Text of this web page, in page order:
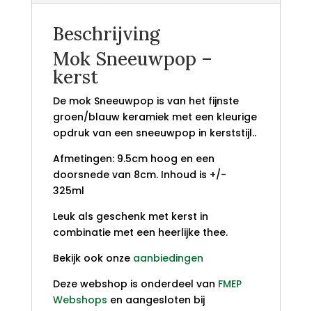
Beschrijving
Mok Sneeuwpop –
kerst
De mok Sneeuwpop is van het fijnste
groen/blauw keramiek met een kleurige
opdruk van een sneeuwpop in kerststijl..
Afmetingen: 9.5cm hoog en een
doorsnede van 8cm. Inhoud is +/-
325ml
Leuk als geschenk met kerst in
combinatie met een heerlijke thee.
Bekijk ook onze aanbiedingen
Deze webshop is onderdeel van FMEP
Webshops en aangesloten bij